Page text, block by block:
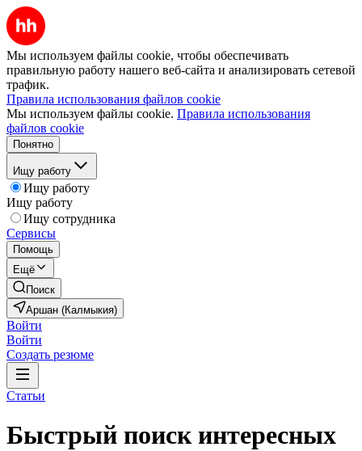
Мы используем файлы cookie, чтобы обеспечивать
правильную работу нашего веб-сайта и анализировать сетевой
трафик.
Правила использования файлов cookie
Мы используем файлы cookie. Правила использования
файлов cookie
Понятно
Ищу работу
Ищу работу
Ищу работу
Ищу сотрудника
Сервисы
Помощь
Ещё
Поиск
Аршан (Калмыкия)
Войти
Войти
Создать резюме
Статьи
Быстрый поиск интересных